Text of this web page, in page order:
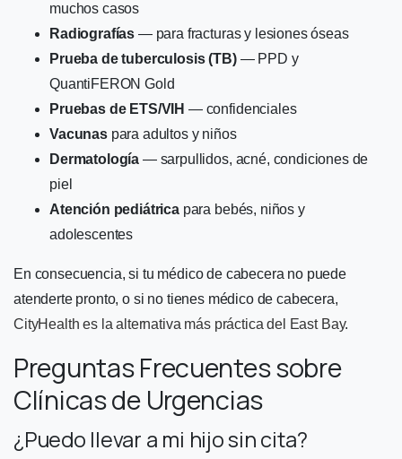
muchos casos
Radiografías — para fracturas y lesiones óseas
Prueba de tuberculosis (TB)— PPD y
QuantiFERON Gold
Pruebas de ETS/VIH — confidenciales
Vacunaspara adultos y niños
Dermatología — sarpullidos, acné, condiciones de
piel
Atención pediátricapara bebés, niños y
adolescentes
En consecuencia, si tu médico de cabecera no puede
atenderte pronto, o si no tienes médico de cabecera,
CityHealth es la alternativa más práctica del East Bay.
Preguntas Frecuentes sobre
Clínicas de Urgencias
¿Puedo llevar a mi hijo sin cita?